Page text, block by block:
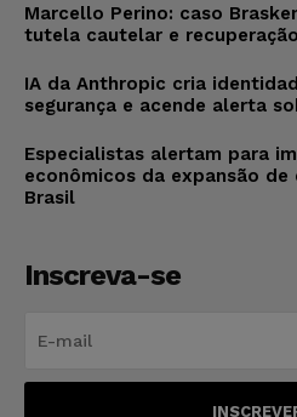
Marcello Perino: caso
tutela cautelar e
IA da Anthropic cria
segurança e acende alerta
Especialistas alertam para
econômicos da expansão
Brasil
Inscreva-se